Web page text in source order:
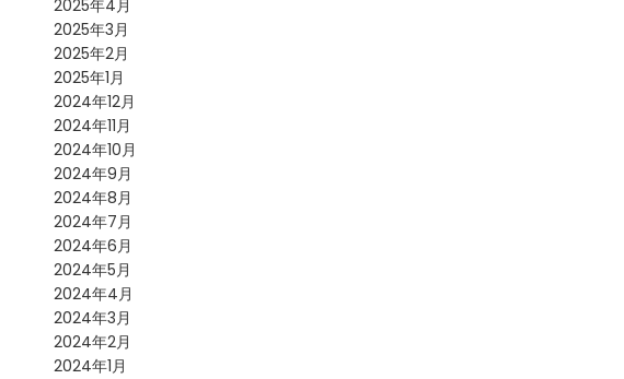
2025年4月
2025年3月
2025年2月
2025年1月
2024年12月
2024年11月
2024年10月
2024年9月
2024年8月
2024年7月
2024年6月
2024年5月
2024年4月
2024年3月
2024年2月
2024年1月